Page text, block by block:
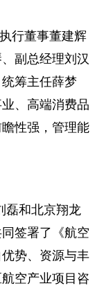
行董事董建辉
副总经理刘汉
筹主任薛梦
、高端消费品
性强，管理能
磊和北京翔龙
签署了《航空
势、资源与丰
空产业项目咨